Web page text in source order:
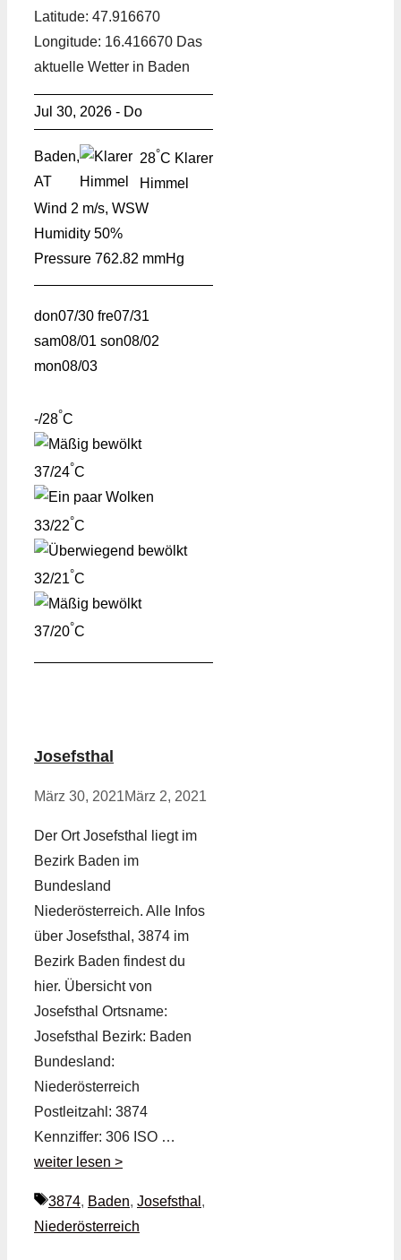
Latitude: 47.916670
Longitude: 16.416670 Das
aktuelle Wetter in Baden
Jul 30, 2026 - Do
Baden,
AT
28°C Klarer
Himmel
Wind 2 m/s, WSW
Humidity 50%
Pressure 762.82 mmHg
don07/30 fre07/31
sam08/01 son08/02
mon08/03
-/28°C
37/24°C
33/22°C
32/21°C
37/20°C
Josefsthal
März 30, 2021März 2, 2021
Der Ort Josefsthal liegt im
Bezirk Baden im
Bundesland
Niederösterreich. Alle Infos
über Josefsthal, 3874 im
Bezirk Baden findest du
hier. Übersicht von
Josefsthal Ortsname:
Josefsthal Bezirk: Baden
Bundesland:
Niederösterreich
Postleitzahl: 3874
Kennziffer: 306 ISO …
weiter lesen >
Schlagwörter
3874, Baden, Josefsthal ,
Niederösterreich